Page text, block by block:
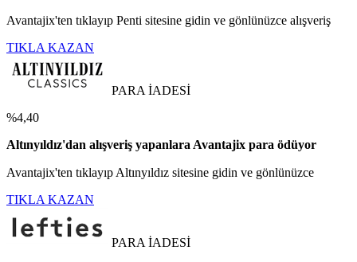
Avantajix'ten tıklayıp Penti sitesine gidin ve gönlünüzce alışveriş
TIKLA KAZAN
PARA İADESİ
%4,40
Altınyıldız'dan alışveriş yapanlara Avantajix para ödüyor
Avantajix'ten tıklayıp Altınyıldız sitesine gidin ve gönlünüzce
TIKLA KAZAN
PARA İADESİ